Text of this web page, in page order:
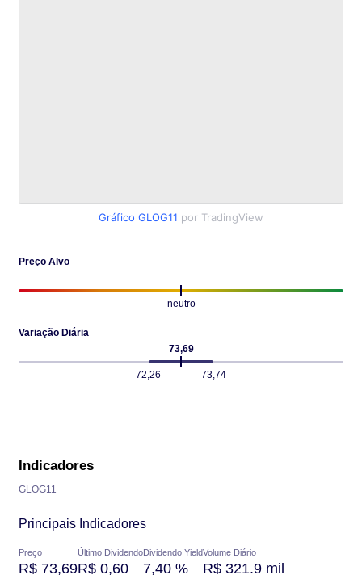
Gráfico GLOG11 por TradingView
Preço Alvo
neutro
Variação Diária
73,69
72,26 73,74
Indicadores
GLOG11
Principais Indicadores
Preço
R$ 73,69
Último Dividendo
R$ 0,60
Dividendo Yield
7,40 %
Volume Diário
R$ 321.9 mil